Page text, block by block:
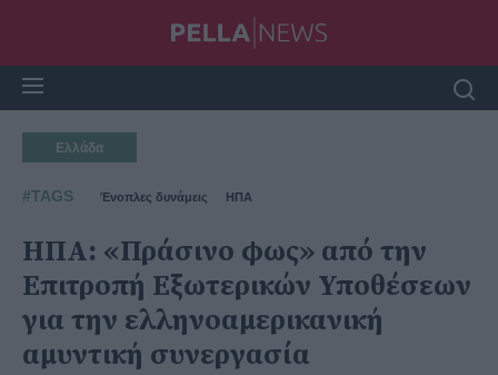
Ελλάδα
#TAGS Ένοπλες δυνάμεις ΗΠΑ
ΗΠΑ: «Πράσινο φως» από την
Επιτροπή Εξωτερικών Υποθέσεων
για την ελληνοαμερικανική
αμυντική συνεργασία